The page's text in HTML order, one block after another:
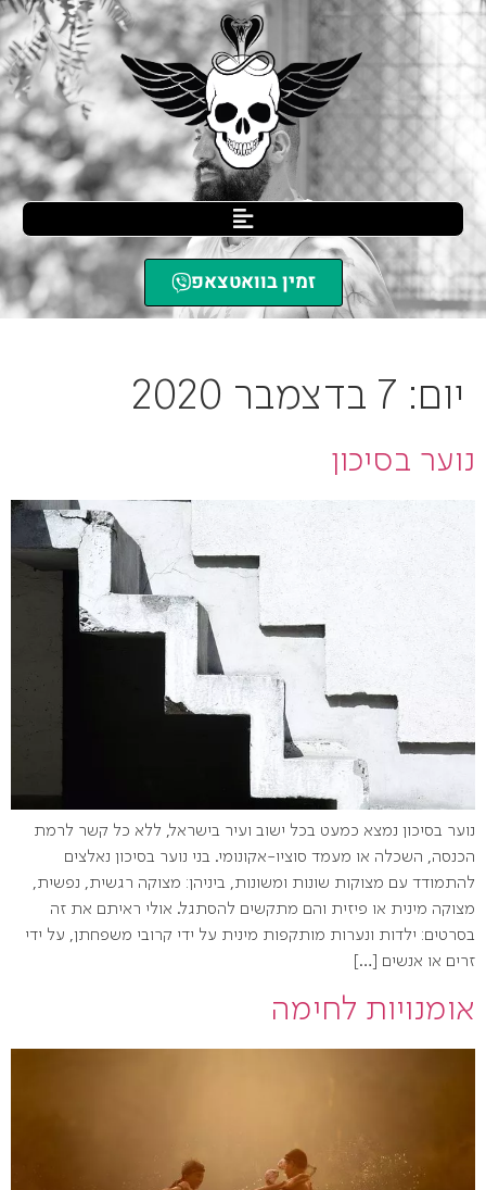
זמין בוואטצאפ
יום: 7 בדצמבר 2020
נוער בסיכון
נוער בסיכון נמצא כמעט בכל ישוב ועיר בישראל, ללא כל קשר לרמת
הכנסה, השכלה או מעמד סוציו-אקונומי. בני נוער בסיכון נאלצים
להתמודד עם מצוקות שונות ומשונות, ביניהן: מצוקה רגשית, נפשית,
מצוקה מינית או פיזית והם מתקשים להסתגל. אולי ראיתם את זה
בסרטים: ילדות ונערות מותקפות מינית על ידי קרובי משפחתן, על ידי
זרים או אנשים […]
אומנויות לחימה